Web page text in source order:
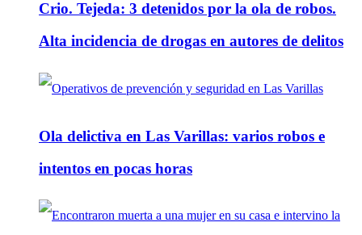
Crio. Tejeda: 3 detenidos por la ola de robos.
Alta incidencia de drogas en autores de delitos
Ola delictiva en Las Varillas: varios robos e
intentos en pocas horas